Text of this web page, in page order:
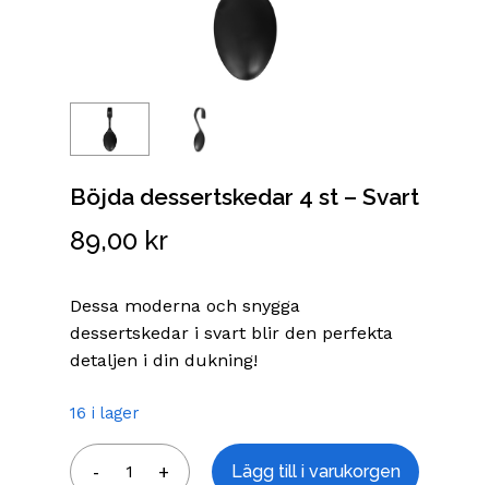
Böjda dessertskedar 4 st – Svart
89,00 kr
Dessa moderna och snygga
dessertskedar i svart blir den perfekta
detaljen i din dukning!
16 i lager
Lägg till i varukorgen